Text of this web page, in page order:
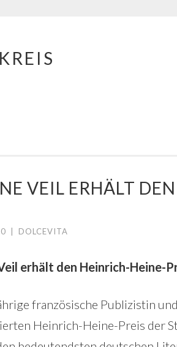
VEIL ERHÄLT
DOLCEVITA
erhält den Heinrich-Heine-
französische Publizistin
Heinrich-Heine-Preis der